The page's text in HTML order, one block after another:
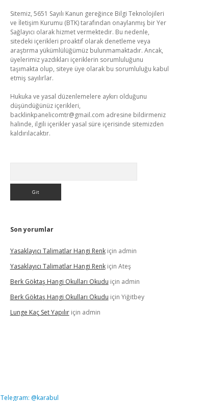
Sitemiz, 5651 Sayılı Kanun gereğince Bilgi Teknolojileri
ve İletişim Kurumu (BTK) tarafından onaylanmış bir Yer
Sağlayıcı olarak hizmet vermektedir. Bu nedenle,
sitedeki içerikleri proaktif olarak denetleme veya
araştırma yükümlülüğümüz bulunmamaktadır. Ancak,
üyelerimiz yazdıkları içeriklerin sorumluluğunu
taşımakta olup, siteye üye olarak bu sorumluluğu kabul
etmiş sayılırlar.
Hukuka ve yasal düzenlemelere aykırı olduğunu
düşündüğünüz içerikleri,
backlinkpanelicomtr@gmail.com adresine bildirmeniz
halinde, ilgili içerikler yasal süre içerisinde sitemizden
kaldırılacaktır.
Son yorumlar
Yasaklayıcı Talimatlar Hangi Renkiçin admin
Yasaklayıcı Talimatlar Hangi Renkiçin Ateş
Berk Göktaş Hangi Okulları Okudu için admin
Berk Göktaş Hangi Okulları Okudu için Yiğitbey
Lunge Kaç Set Yapılıriçin admin
Telegram: @karabul